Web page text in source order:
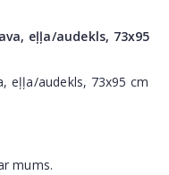
eļļa/audekls, 73x95
eļļa/audekls, 73x95 cm
mums.